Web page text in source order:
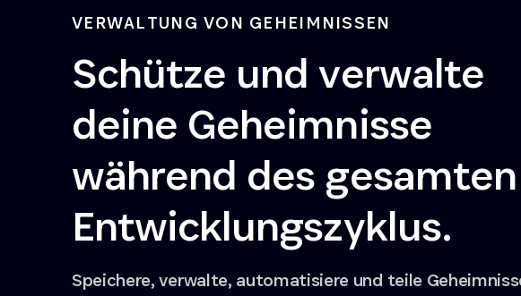
VERWALTUNG VON GEHEIMNISSEN
Schütze und verwalte
deine Geheimnisse
während des gesamten
Entwicklungszyklus.
Speichere, verwalte, automatisiere und teile